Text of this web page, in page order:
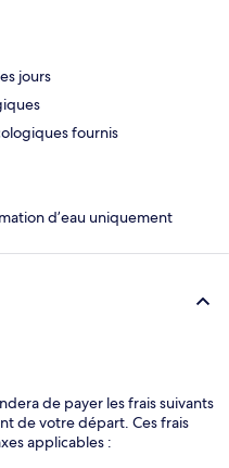
jours
fournis
d’eau uniquement
de payer les frais suivants
de votre départ. Ces frais
applicables :